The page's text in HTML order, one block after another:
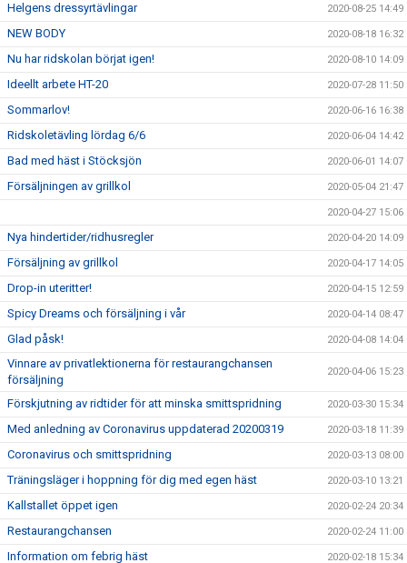
Helgens dressyrtävlingar 2020-08-25 14:49
NEW BODY 2020-08-18 16:32
Nu har ridskolan börjat igen! 2020-08-10 14:09
Ideellt arbete HT-20 2020-07-28 11:50
Sommarlov! 2020-06-16 16:38
Ridskoletävling lördag 6/6 2020-06-04 14:42
Bad med häst i Stöcksjön 2020-06-01 14:07
Försäljningen av grillkol 2020-05-04 21:47
2020-04-27 15:06
Nya hindertider/ridhusregler 2020-04-20 14:09
Försäljning av grillkol 2020-04-17 14:05
Drop-in uteritter! 2020-04-15 12:59
Spicy Dreams och försäljning i vår 2020-04-14 08:47
Glad påsk! 2020-04-08 14:04
Vinnare av privatlektionerna för restaurangchansen
försäljning
2020-04-06 15:23
Förskjutning av ridtider för att minska smittspridning 2020-03-30 15:34
Med anledning av Coronavirus uppdaterad 20200319 2020-03-18 11:39
Coronavirus och smittspridning 2020-03-13 08:00
Träningsläger i hoppning för dig med egen häst 2020-03-10 13:21
Kallstallet öppet igen 2020-02-24 20:34
Restaurangchansen 2020-02-24 11:00
Information om febrig häst 2020-02-18 15:34